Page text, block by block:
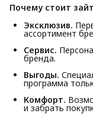
Почему стоит
Эксклюзив.
ассортимент
Сервис.
бренда.
Выгоды.
программа
Комфорт.
и забрать